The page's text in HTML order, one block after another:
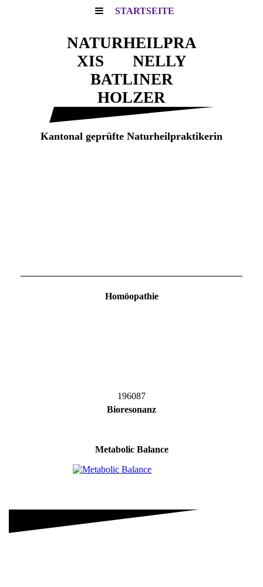
STARTSEITE
NATURHEILPRA
XIS NELLY
BATLINER
HOLZER
Kantonal geprüfte Naturheilpraktikerin
Homöopathie
196087
Bioresonanz
Metabolic Balance